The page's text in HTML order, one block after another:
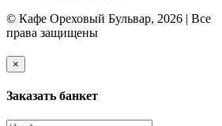
© Кафе Ореховый Бульвар, 2026 | Все
права защищены
×
Заказать банкет